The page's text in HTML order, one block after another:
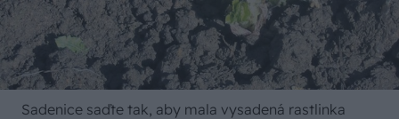
Sadenice saďte tak, aby mala vysadená rastlinka